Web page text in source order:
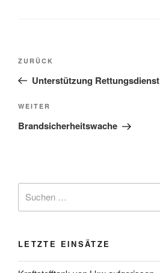
ZURÜCK
Unterstützung Rettungsdienst
WEITER
Brandsicherheitswache
LETZTE EINSÄTZE